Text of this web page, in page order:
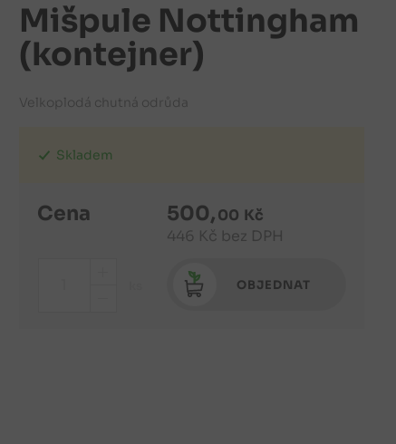
Mišpule Nottingham
(kontejner)
Velkoplodá chutná odrůda
Skladem
Cena 500,00 Kč
446 Kč bez DPH
OBJEDNAT